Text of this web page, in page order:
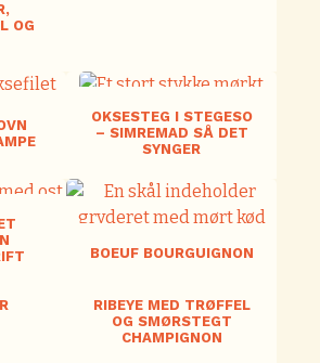
OG
OKSESTEG I STEGESO
– SIMREMAD SÅ DET
SYNGER
BOEUF BOURGUIGNON
RIBEYE MED TRØFFEL
OG SMØRSTEGT
CHAMPIGNON